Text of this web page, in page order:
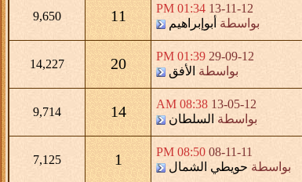
13-11-12
01:34 PM
بواسطة أبوإبراهيم 11
9,650
29-09-12
01:39 PM
بواسطة الأفق 20
14,227
13-05-12
08:38 AM
بواسطة السلطان 14
9,714
08-11-11
08:50 PM
بواسطة حويطي الشمال 1
7,125